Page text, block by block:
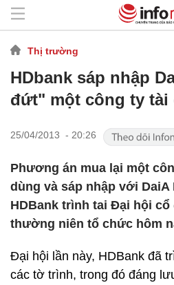
Thị trường
HDbank sáp nhập
đứt" một công ty tài
25/04/2013 - 20:26
Phương án mua lại một
dùng và sáp nhập với
HDBank trình tai Đại hội cổ
thường niên tổ chức hôm
Đại hội lần này, HDBank đã
các tờ trình, trong đó đáng